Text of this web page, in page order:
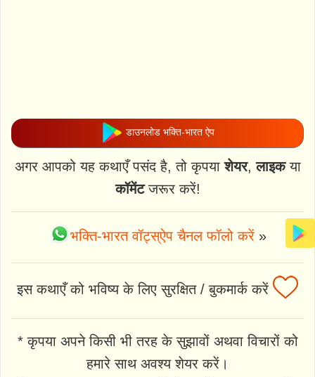
डाउनलोड भक्ति-भारत ऐप
अगर आपको यह कथाएँ पसंद है, तो कृपयाशेयर,लाइकया
कॉमेंटजरूर करें!
भक्ति-भारत वॉट्स्ऐप चैनल फॉलो करें»
इस कथाएँ को भविष्य के लिए सुरक्षित / बुकमार्क करें
* कृपया अपने किसी भी तरह के सुझावों अथवा विचारों को
हमारे साथ अवश्य शेयर करें।